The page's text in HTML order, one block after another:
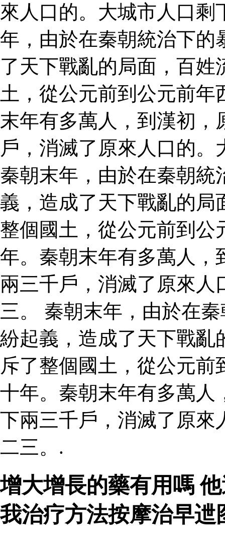
來人口的。大城市人口
年，由於在秦朝統治下的
了天下戰亂的局面，百
土，從公元前到公元前
末年有多萬人，到漢初
戶，消滅了原來人口的
秦朝末年，由於在秦朝統
義，造成了天下戰亂的局
整個國土，從公元前到公
年。秦朝末年有多萬人，
兩三千戶，消滅了原來
三。 秦朝末年，由於在
紛起義，造成了天下戰亂
斥了整個國土，從公元
十年。秦朝末年有多萬人
下兩三千戶，消滅了原來
二三。.
增大增長的藥有用嗎
我治疗方法按摩治早迣